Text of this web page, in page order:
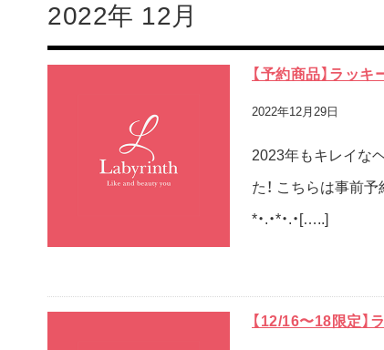
2022年 12月
【予約商品】ラッ
2022年12月29日
2023年もキレイな
た！ こちらは事前予
*・.・*・.・[…..]
【12/16〜18限定】